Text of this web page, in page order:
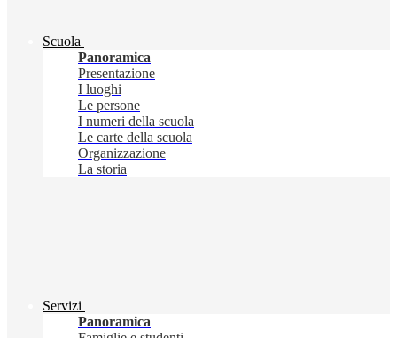
Scuola
Panoramica
Presentazione
I luoghi
Le persone
I numeri della scuola
Le carte della scuola
Organizzazione
La storia
Servizi
Panoramica